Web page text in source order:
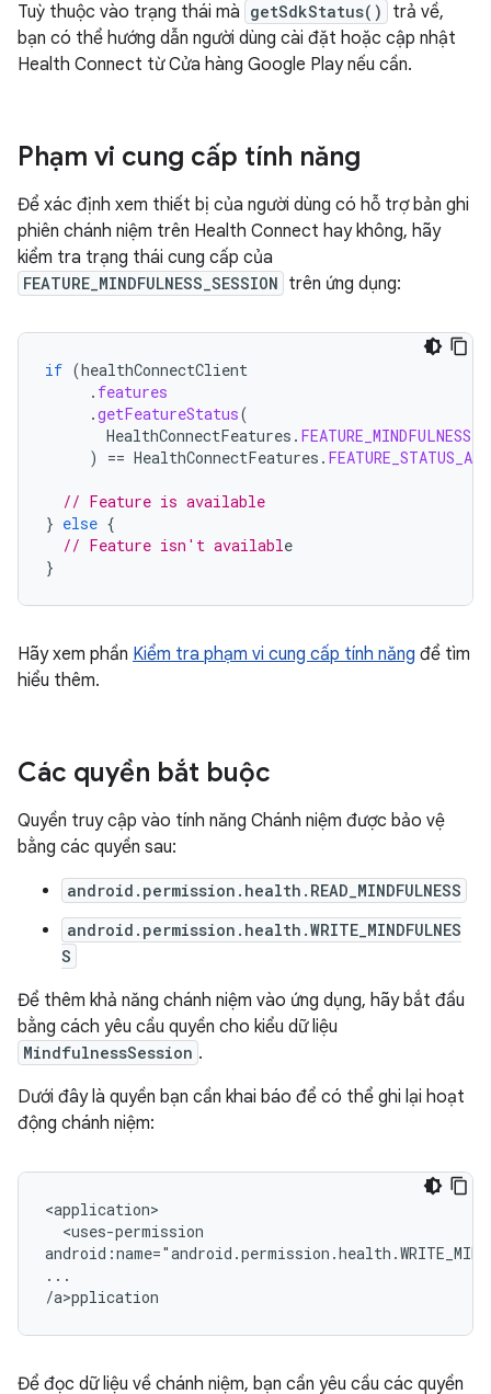
Tuỳ thuộc vào trạng thái mà getSdkStatus()
trả về,
bạn có thể hướng dẫn người dùng cài đặt hoặc cập nhật
Health Connect từ Cửa hàng Google Play nếu cần.
Phạm vi cung cấp tính năng
Để xác định xem thiết bị của người dùng có hỗ trợ bản ghi
phiên chánh niệm trên Health Connect hay không, hãy
kiểm tra trạng thái cung cấp của
FEATURE_MINDFULNESS_SESSION trên ứng dụng:
if (healthConnectClient
. features
.getFeatureStatus(
HealthConnectFeatures .
)
== HealthConnectFeatures .
// Feature is available
} else {
// Feature isn't availabl
}
Hãy xem phần Kiểm tra phạm vi cung cấp tính năng để tìm
hiểu thêm.
Các quyền bắt buộc
Quyền truy cập vào tính năng Chánh niệm được bảo vệ
bằng các quyền sau:
android.permission.health.READ_MINDFULNESS
android.permission.health.WRITE_MINDFULNES
S
Để thêm khả năng chánh niệm vào ứng dụng, hãy bắt đầu
bằng cách yêu cầu quyền cho kiểu dữ liệu
MindfulnessSession .
Dưới đây là quyền bạn cần khai báo để có thể ghi lại hoạt
động chánh niệm:
<uses-permission
...
/a>p
Để đọc dữ liệu về chánh niệm, bạn cần yêu cầu các quyền